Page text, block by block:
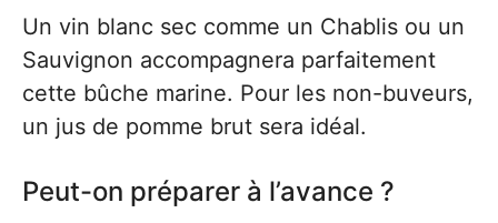
Un vin blanc sec comme un Chablis ou un
Sauvignon accompagnera parfaitement
cette bûche marine. Pour les non-buveurs,
un jus de pomme brut sera idéal.
Peut-on préparer à l’avance ?